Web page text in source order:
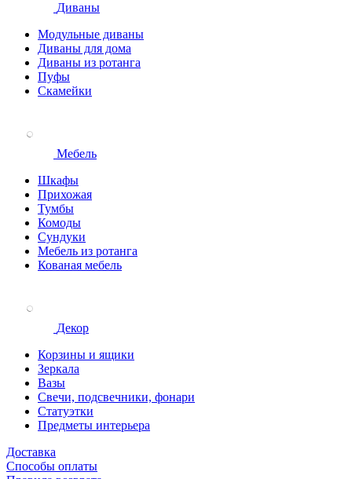
Диваны
Модульные диваны
Диваны для дома
Диваны из ротанга
Пуфы
Скамейки
Мебель
Шкафы
Прихожая
Тумбы
Комоды
Сундуки
Мебель из ротанга
Кованая мебель
Декор
Корзины и ящики
Зеркала
Вазы
Свечи, подсвечники, фонари
Статуэтки
Предметы интерьера
Доставка
Способы оплаты